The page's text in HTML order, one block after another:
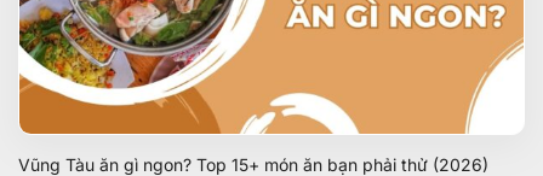
Vũng Tàu ăn gì ngon? Top 15+ món ăn bạn phải thử (2026)